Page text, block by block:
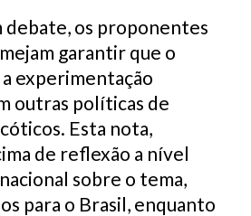
debate, os proponentes
garantir que o
experimentação
outras políticas de
Esta nota,
de reflexão a nível
sobre o tema,
para o Brasil, enquanto